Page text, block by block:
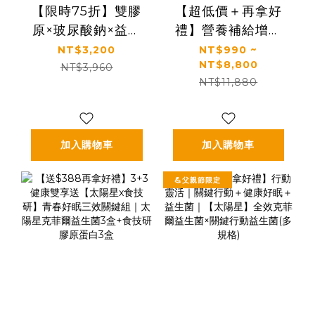
【限時75折】雙膠
原×玻尿酸鈉×益生
菌 配方升級｜【太
陽星】關鍵行動益
NT$3,200
NT$3,960
加入購物車
【超低價＋再拿好
禮】營養補給增強
體力推薦｜【太陽
星】全效乳鐵蛋白
(3g*30包/盒，多規
NT$990 ~
NT$8,800
NT$11,880
加入購物車
💪父親節限定